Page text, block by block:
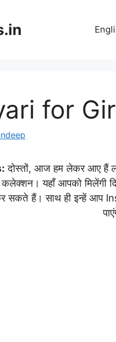
for
दोस्तों, आज हम लेकर आए हैं
यहाँ आपको मिलेंगी
हैं। साथ ही इन्हें आप